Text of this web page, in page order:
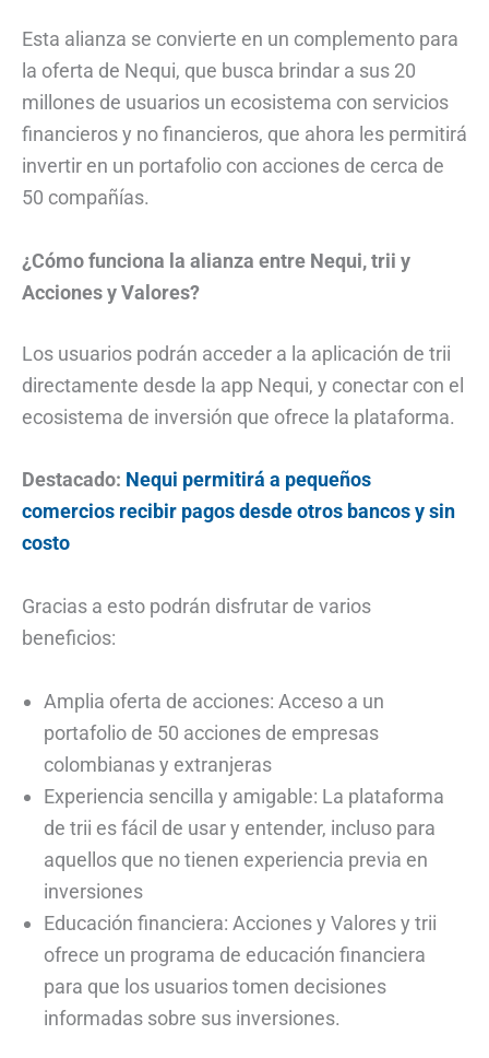
Esta alianza se convierte en un complemento para
la oferta de Nequi, que busca brindar a sus 20
millones de usuarios un ecosistema con servicios
financieros y no financieros, que ahora les permitirá
invertir en un portafolio con acciones de cerca de
50 compañías.
¿Cómo funciona la alianza entre Nequi, trii y
Acciones y Valores?
Los usuarios podrán acceder a la aplicación de trii
directamente desde la app Nequi, y conectar con el
ecosistema de inversión que ofrece la plataforma.
Destacado: Nequi permitirá a pequeños
comercios recibir pagos desde otros bancos y sin
costo
Gracias a esto podrán disfrutar de varios
beneficios:
Amplia oferta de acciones: Acceso a un
portafolio de 50 acciones de empresas
colombianas y extranjeras
Experiencia sencilla y amigable: La plataforma
de trii es fácil de usar y entender, incluso para
aquellos que no tienen experiencia previa en
inversiones
Educación financiera: Acciones y Valores y trii
ofrece un programa de educación financiera
para que los usuarios tomen decisiones
informadas sobre sus inversiones.